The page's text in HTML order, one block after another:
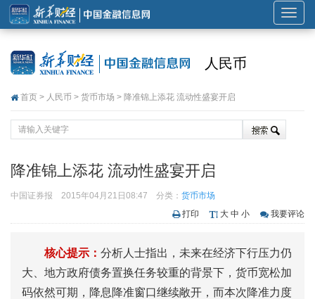
展
开
人民币
首页 > 人民币 > 货币市场 > 降准锦上添花 流动性盛宴开启
降准锦上添花 流动性盛宴开启
中国证券报 2015年04月21日08:47 分类： 货币市场
打印
大 中 小 我要评论
核心提示： 分析人士指出，未来在经济下行压力仍
大、地方政府债务置换任务较重的背景下，货币宽松加
码依然可期，降息降准窗口继续敞开，而本次降准力度